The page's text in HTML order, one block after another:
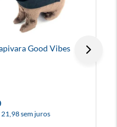
Good Vibes
21,98 sem juros